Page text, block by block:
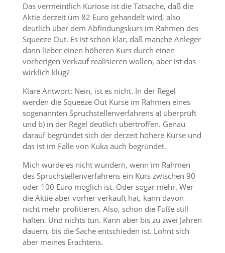
Das vermeintlich Kuriose ist die Tatsache, daß die
Aktie derzeit um 82 Euro gehandelt wird, also
deutlich über dem Abfindungskurs im Rahmen des
Squeeze Out. Es ist schon klar, daß manche Anleger
dann lieber einen höheren Kurs durch einen
vorherigen Verkauf realisieren wollen, aber ist das
wirklich klug?
Klare Antwort: Nein, ist es nicht. In der Regel
werden die Squeeze Out Kurse im Rahmen eines
sogenannten Spruchstellenverfahrens a) überprüft
und b) in der Regel deutlich übertroffen. Genau
darauf begründet sich der derzeit höhere Kurse und
das ist im Falle von Kuka auch begründet.
Mich würde es nicht wundern, wenn im Rahmen
des Spruchstellenverfahrens ein Kurs zwischen 90
oder 100 Euro möglich ist. Oder sogar mehr. Wer
die Aktie aber vorher verkauft hat, kann davon
nicht mehr profitieren. Also, schön die Füße still
halten. Und nichts tun. Kann aber bis zu zwei Jahren
dauern, bis die Sache entschieden ist. Lohnt sich
aber meines Erachtens.